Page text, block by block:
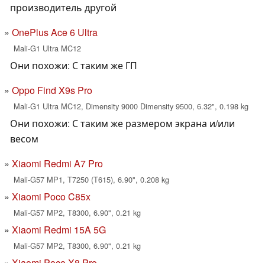
производитель другой
OnePlus Ace 6 Ultra
Mali-G1 Ultra MC12
Они похожи: С таким же ГП
Oppo Find X9s Pro
Mali-G1 Ultra MC12, Dimensity 9000 Dimensity 9500, 6.32", 0.198 kg
Они похожи: С таким же размером экрана и/или
весом
Xiaomi Redmi A7 Pro
Mali-G57 MP1, T7250 (T615), 6.90", 0.208 kg
Xiaomi Poco C85x
Mali-G57 MP2, T8300, 6.90", 0.21 kg
Xiaomi Redmi 15A 5G
Mali-G57 MP2, T8300, 6.90", 0.21 kg